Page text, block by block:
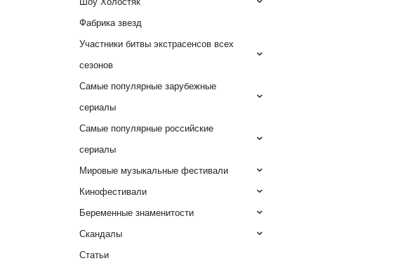
Фабрика звезд
Участники битвы экстрасенсов всех
сезонов
Самые популярные зарубежные
сериалы
Самые популярные российские
сериалы
Мировые музыкальные фестивали
Кинофестивали
Беременные знаменитости
Скандалы
Статьи